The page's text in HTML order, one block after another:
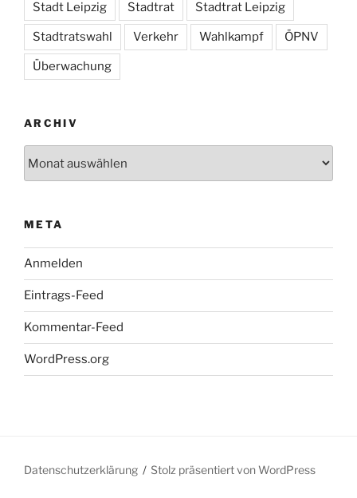
Stadt Leipzig Stadtrat Stadtrat Leipzig
Stadtratswahl Verkehr Wahlkampf ÖPNV
Überwachung
ARCHIV
META
Anmelden
Eintrags-Feed
Kommentar-Feed
WordPress.org
Datenschutzerklärung Stolz präsentiert von WordPress